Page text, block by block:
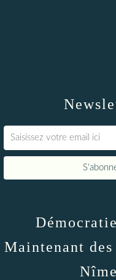
Maintenant